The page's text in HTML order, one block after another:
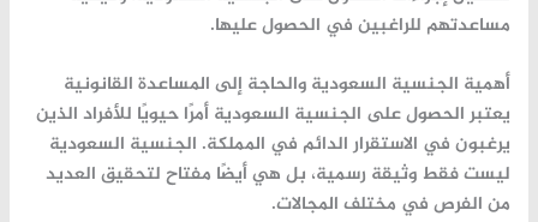
مساعدتهم للراغبين في الحصول عليها.
أهمية الجنسية السعودية والحاجة إلى المساعدة القانونية
يعتبر الحصول على الجنسية السعودية أمرًا حيويًا للأفراد الذين
يرغبون في الاستقرار الدائم في المملكة. الجنسية السعودية
ليست فقط وثيقة رسمية، بل هي أيضًا مفتاح لتحقيق العديد
من الفرص في مختلف المجالات.